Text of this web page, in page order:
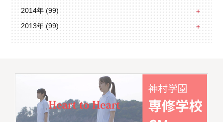
2014年 (99)
2013年 (99)